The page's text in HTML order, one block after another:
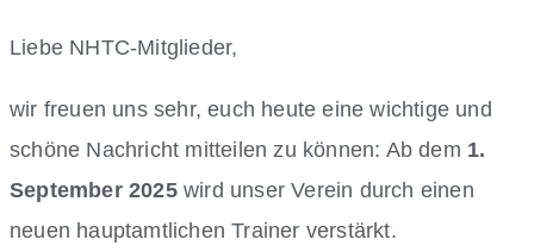
Liebe NHTC-Mitglieder,
wir freuen uns sehr, euch heute eine wichtige und
schöne Nachricht mitteilen zu können: Ab dem 1.
September 2025wird unser Verein durch einen
neuen hauptamtlichen Trainer verstärkt.